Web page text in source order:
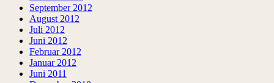
September 2012
August 2012
Juli 2012
Juni 2012
Februar 2012
Januar 2012
Juni 2011